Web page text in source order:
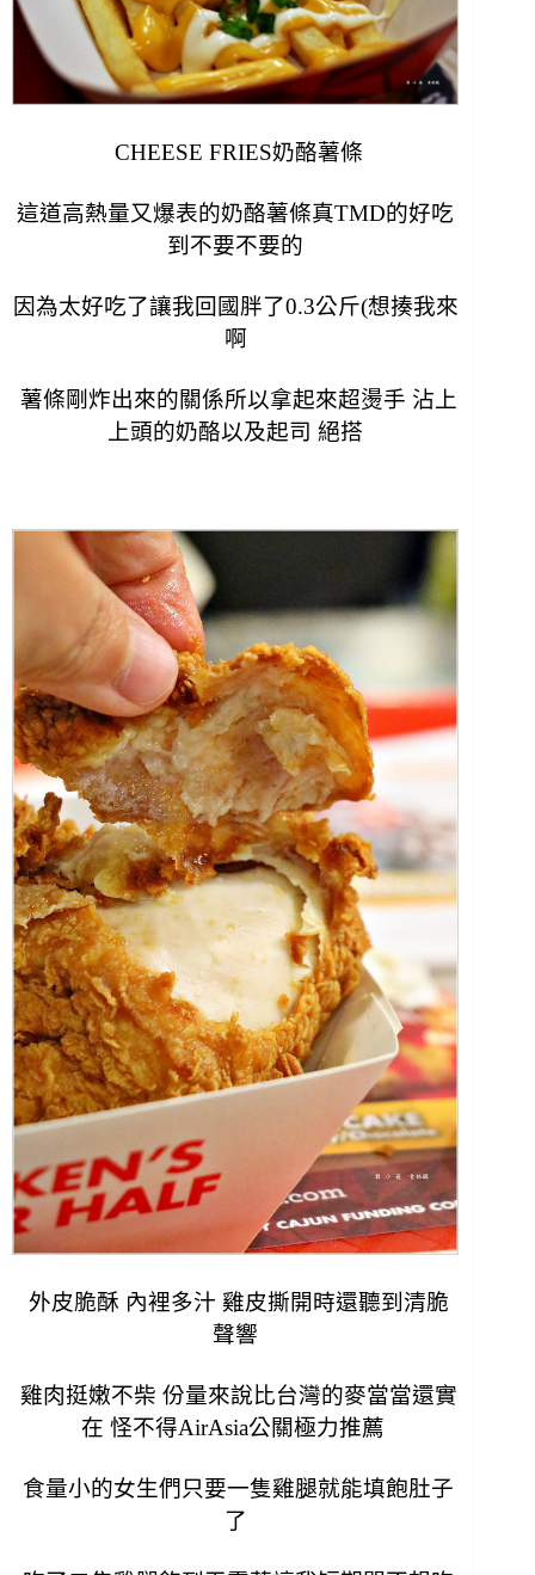
CHEESE FRIES奶酪薯條
這道高熱量又爆表的奶酪薯條真TMD的好吃
到不要不要的
因為太好吃了讓我回國胖了0.3公斤(想揍我來
啊
薯條剛炸出來的關係所以拿起來超燙手 沾上
上頭的奶酪以及起司 絕搭
外皮脆酥 內裡多汁 雞皮撕開時還聽到清脆
聲響
雞肉挺嫩不柴 份量來說比台灣的麥當當還實
在 怪不得AirAsia公關極力推薦
食量小的女生們只要一隻雞腿就能填飽肚子
了